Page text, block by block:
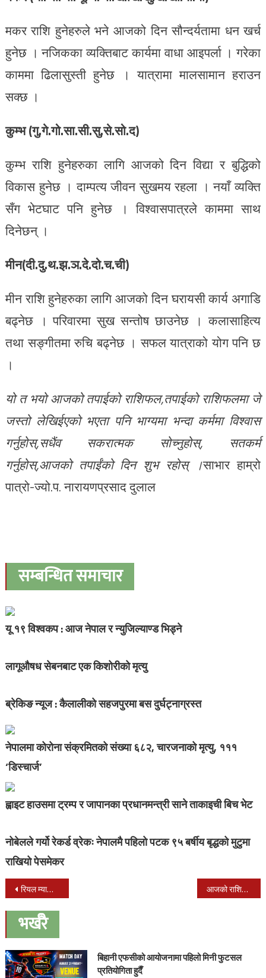
मकर राशि हुनेहरुले भने आजको दिन सौन्दर्यतामा धन खर्च
हुनेछ । नजिकका व्यक्तिबाट कार्यमा वाधा आइपर्ला । गरेका
काममा ढिलासुस्ती हुनेछ । यात्रामा मालसामान हराउन
सक्छ ।
कुम्भ (गु.गे.गो.सा.सी.सु.से.सो.द)
कुम्भ राशि हुनेहरुका लागि आजको दिन विद्या र बुद्धिको
विकास हुनेछ । दाम्पत्य जीवन सुखमय रहला । नयाँ व्यक्ति
सँग भेटघाट पनि हुनेछ । विश्वासपात्रले काममा साथ
दिनेछन् ।
मीन(दी.दु.थ.झ.ञ.दे.दो.च.ची)
मीन राशि हुनेहरुका लागि आजको दिन घरायसी कार्य अगाडि
बढ्नेछ । परिवारमा सुख सन्तोष छाउनेछ । कलासाहित्य
तथा सङ्गीतमा रुचि बढ्नेछ । सफल यात्राको योग पनि छ
।
यो त भयो आजको तपाईको राशिफल,तपाईको राशिफलमा जे
जस्तो लेखिईएको भएता पनि भाग्यमा भन्दा कर्ममा विश्वास
गर्नुहोस्,सधैंव सकरात्मक सोच्नुहोस्, सतकर्म
गर्नुहोस्,आजको तपाईंको दिन शुभ रहोस् ।साभार हाम्रो
पात्रो-ज्यो.प. नारायणप्रसाद दुलाल
सम्बन्धित समाचार
यू १९ विश्वकप : आज नेपाल र न्युजिल्याण्ड भिड्ने
लागूऔषध सेबनबाट एक किशोरीको मृत्यु
ब्रेकिङ न्यूज : कैलालीको सहजपुरमा बस दुर्घट्नाग्रस्त
नेपालमा कोरोना संक्रमितको संख्या ६८२, चारजनाको मृत्यु, १११
‘डिस्चार्ज’
ह्वाइट हाउसमा ट्रम्प र जापानका प्रधानमन्त्री साने ताकाइची बिच भेट
नोबेलले गर्यो रेकर्ड व्रेकः नेपालमै पहिलो पटक ९५ बर्षीय बृद्धको मुटुमा
राखियो पेसमेकर
Post
navigation
रियल म्याड्रिडका फरवार्ड करिम बेन्जिमालाई बालोन डि ओरको अवार्ड आजको राशिफल ।। कार्तिक २ गते बुधवार
भर्खरै
बिहानी एफसीको आयोजनामा पहिलो मिनी फुटसल
प्रतियोगिता हुदैँ